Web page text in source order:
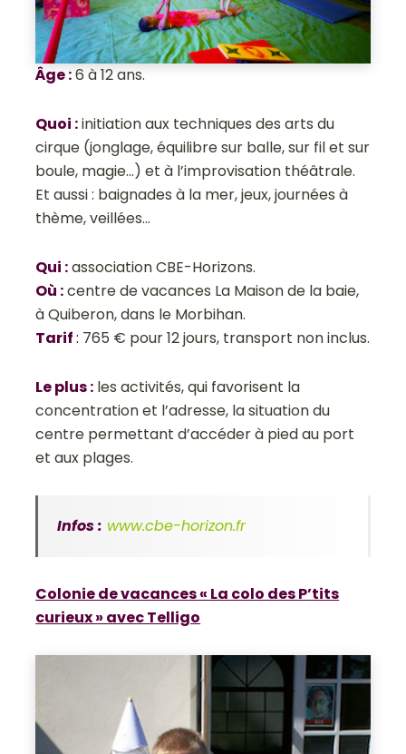
Âge:6 à 12 ans.
Quoi :initiation aux techniques des arts du
cirque (jonglage, équilibre sur balle, sur fil et sur
boule, magie…) et à l’improvisation théâtrale.
Et aussi : baignades à la mer, jeux, journées à
thème, veillées…
Qui :association CBE-Horizons.
Où :centre de vacances La Maison de la baie,
à Quiberon, dans le Morbihan.
Tarif: 765 € pour 12 jours, transport non inclus.
Le plus: les activités, qui favorisent la
concentration et l’adresse, la situation du
centre permettant d’accéder à pied au port
et aux plages.
Infos : www.cbe-horizon.fr
Colonie de vacances « La colo des P’tits
curieux » avec Telligo